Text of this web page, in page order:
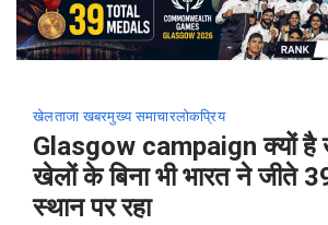
खेलताजा खबरमुख्य समाचारलोकप्रिय
Glasgow campaign क्यों है
खेलों के बिना भी भारत ने जीते
स्थान पर रहा